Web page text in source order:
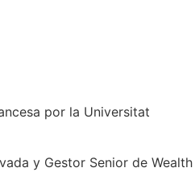
por la Universitat
y Gestor Senior de Wealth